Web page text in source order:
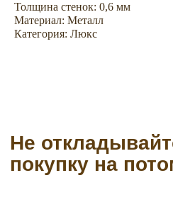
Толщина стенок: 0,6 мм
Материал: Металл
Категория: Люкс